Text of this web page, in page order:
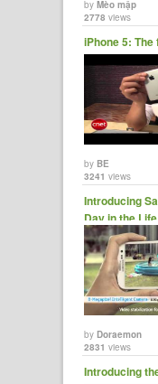
byMèo mập
2778 views
iPhone 5:
by BE
3241 views
Introducing
Day in the Life
byDoraemon
2831 views
Introducing